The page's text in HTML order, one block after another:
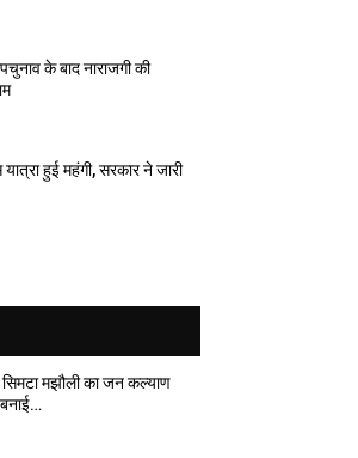
के बाद नाराजगी की
हुई महंगी, सरकार ने जारी
मझौली का जन कल्याण
बनाई…